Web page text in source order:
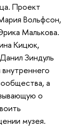
Проект
Вольфсон,
Малькова.
Кицюк,
Зиндуль
а
о
музея.